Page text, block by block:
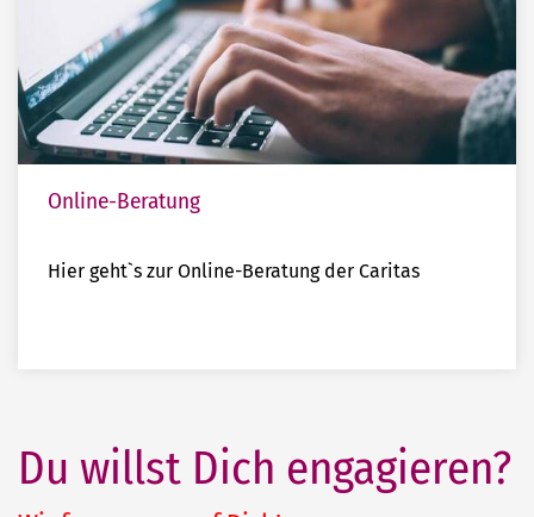
Online-Beratung
Hier geht`s zur Online-Beratung der Caritas
Du willst Dich engagieren?